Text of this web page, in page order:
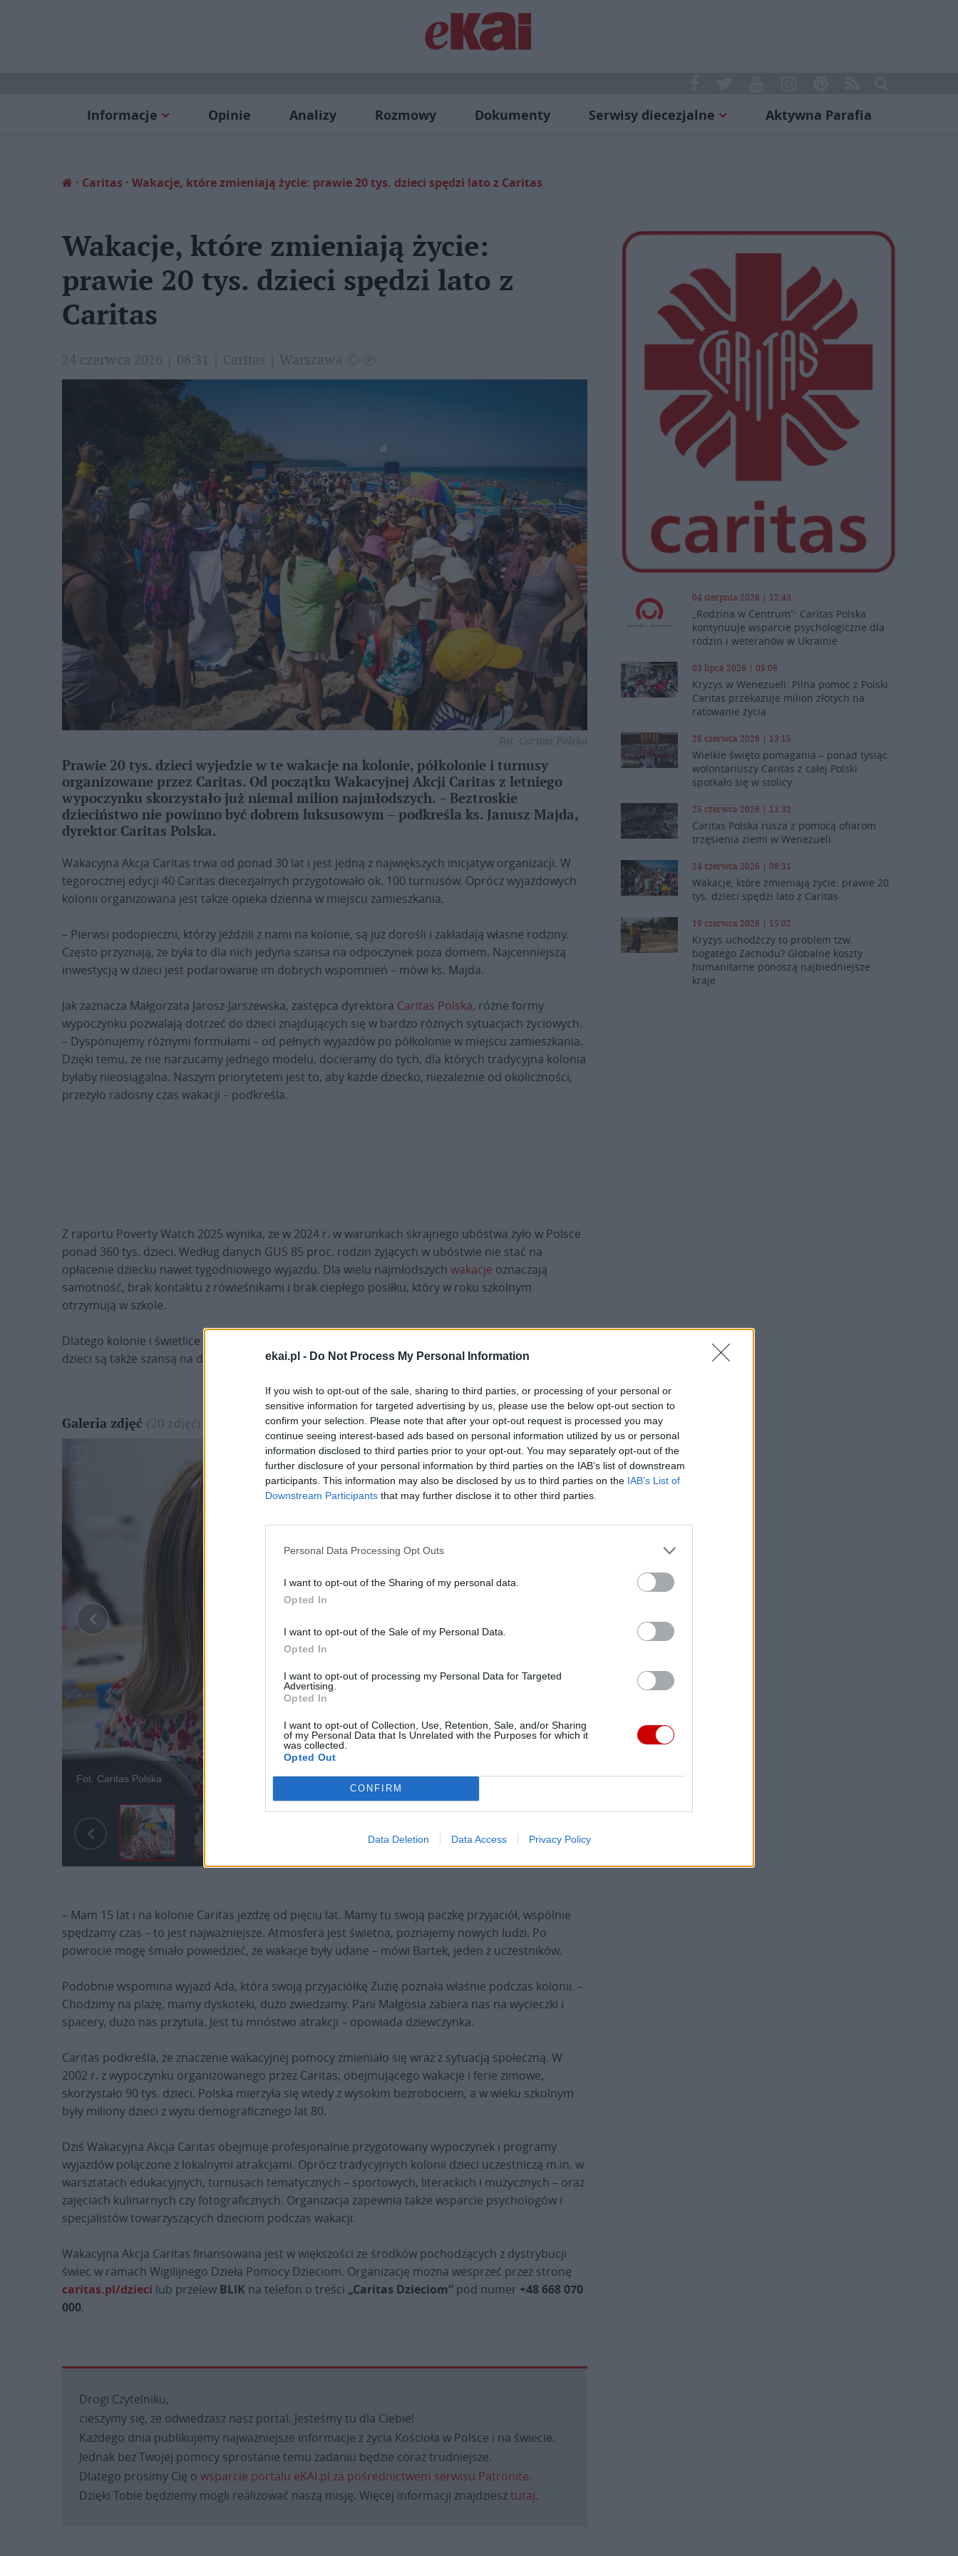
ekai.pl - Do Not Process My Personal Information
If you wish to opt-out of the sale, sharing to third parties, or processing of your personal or
sensitive information for targeted advertising by us, please use the below opt-out section to
confirm your selection. Please note that after your opt-out request is processed you may
continue seeing interest-based ads based on personal information utilized by us or personal
information disclosed to third parties prior to your opt-out. You may separately opt-out of the
further disclosure of your personal information by third parties on the IAB’s list of downstream
participants. This information may also be disclosed by us to third parties on the IAB’s List of
Downstream Participants that may further disclose it to other third parties.
Personal Data Processing Opt Outs
I want to opt-out of the Sharing of my personal data.
Opted In
I want to opt-out of the Sale of my Personal Data.
Opted In
I want to opt-out of processing my Personal Data for Targeted
Advertising.
Opted In
I want to opt-out of Collection, Use, Retention, Sale, and/or Sharing
of my Personal Data that Is Unrelated with the Purposes for which it
was collected.
Opted Out
CONFIRM
Data Deletion Data Access Privacy Policy
Informacje Opinie Analizy Rozmowy Dokumenty Serwisy diecezjalne Aktywna Parafia
Caritas Wakacje, które zmieniają życie: prawie 20 tys. dzieci spędzi lato z Caritas
Wakacje, które zmieniają życie:
prawie 20 tys. dzieci spędzi lato z
Caritas
24 czerwca 2026 | 08:31 | Caritas | Warszawa Ⓒ Ⓟ
Fot. Caritas Polska
Prawie 20 tys. dzieci wyjedzie w te wakacje na kolonie, półkolonie i turnusy
organizowane przez Caritas. Od początku Wakacyjnej Akcji Caritas z letniego
wypoczynku skorzystało już niemal milion najmłodszych. – Beztroskie
dzieciństwo nie powinno być dobrem luksusowym – podkreśla ks. Janusz Majda,
dyrektor Caritas Polska.
Wakacyjna Akcja Caritas trwa od ponad 30 lat i jest jedną z największych inicjatyw organizacji. W
tegorocznej edycji 40 Caritas diecezjalnych przygotowało ok. 100 turnusów. Oprócz wyjazdowych
kolonii organizowana jest także opieka dzienna w miejscu zamieszkania.
– Pierwsi podopieczni, którzy jeździli z nami na kolonie, są już dorośli i zakładają własne rodziny.
Często przyznają, że była to dla nich jedyna szansa na odpoczynek poza domem. Najcenniejszą
inwestycją w dzieci jest podarowanie im dobrych wspomnień – mówi ks. Majda.
Jak zaznacza Małgorzata Jarosz-Jarszewska, zastępca dyrektora Caritas Polska, różne formy
wypoczynku pozwalają dotrzeć do dzieci znajdujących się w bardzo różnych sytuacjach życiowych.
– Dysponujemy różnymi formułami – od pełnych wyjazdów po półkolonie w miejscu zamieszkania.
Dzięki temu, że nie narzucamy jednego modelu, docieramy do tych, dla których tradycyjna kolonia
byłaby nieosiągalna. Naszym priorytetem jest to, aby każde dziecko, niezależnie od okoliczności,
przeżyło radosny czas wakacji – podkreśla.
Z raportu Poverty Watch 2025 wynika, że w 2024 r. w warunkach skrajnego ubóstwa żyło w Polsce
ponad 360 tys. dzieci. Według danych GUS 85 proc. rodzin żyjących w ubóstwie nie stać na
opłacenie dziecku nawet tygodniowego wyjazdu. Dla wielu najmłodszych wakacje oznaczają
samotność, brak kontaktu z rówieśnikami i brak ciepłego posiłku, który w roku szkolnym
otrzymują w szkole.
Dlatego kolonie i świetlice Caritas pełnią nie tylko funkcję wypoczynkową i edukacyjną. Dla wielu
dzieci są także szansą na doświadczenie normalności, bezpieczeństwa i wspólnoty.
Galeria zdjęć (20 zdjęć)
Fot. Caritas Polska
– Mam 15 lat i na kolonie Caritas jeżdżę od pięciu lat. Mamy tu swoją paczkę przyjaciół, wspólnie
spędzamy czas – to jest najważniejsze. Atmosfera jest świetna, poznajemy nowych ludzi. Po
powrocie mogę śmiało powiedzieć, że wakacje były udane – mówi Bartek, jeden z uczestników.
Podobnie wspomina wyjazd Ada, która swoją przyjaciółkę Zuzię poznała właśnie podczas kolonii. –
Chodzimy na plażę, mamy dyskoteki, dużo zwiedzamy. Pani Małgosia zabiera nas na wycieczki i
spacery, dużo nas przytula. Jest tu mnóstwo atrakcji – opowiada dziewczynka.
Caritas podkreśla, że znaczenie wakacyjnej pomocy zmieniało się wraz z sytuacją społeczną. W
2002 r. z wypoczynku organizowanego przez Caritas, obejmującego wakacje i ferie zimowe,
skorzystało 90 tys. dzieci. Polska mierzyła się wtedy z wysokim bezrobociem, a w wieku szkolnym
były miliony dzieci z wyżu demograficznego lat 80.
Dziś Wakacyjna Akcja Caritas obejmuje profesjonalnie przygotowany wypoczynek i programy
wyjazdów połączone z lokalnymi atrakcjami. Oprócz tradycyjnych kolonii dzieci uczestniczą m.in. w
warsztatach edukacyjnych, turnusach tematycznych – sportowych, literackich i muzycznych – oraz
zajęciach kulinarnych czy fotograficznych. Organizacja zapewnia także wsparcie psychologów i
specjalistów towarzyszących dzieciom podczas wakacji.
Wakacyjna Akcja Caritas finansowana jest w większości ze środków pochodzących z dystrybucji
świec w ramach Wigilijnego Dzieła Pomocy Dzieciom. Organizację można wesprzeć przez stronę
caritas.pl/dzieci lub przelew BLIK na telefon o treści „Caritas Dzieciom” pod numer +48 668 070
000.
Drogi Czytelniku,
cieszymy się, że odwiedzasz nasz portal. Jesteśmy tu dla Ciebie!
Każdego dnia publikujemy najważniejsze informacje z życia Kościoła w Polsce i na świecie.
Jednak bez Twojej pomocy sprostanie temu zadaniu będzie coraz trudniejsze.
Dlatego prosimy Cię o wsparcie portalu eKAI.pl za pośrednictwem serwisu Patronite.
Dzięki Tobie będziemy mogli realizować naszą misję. Więcej informacji znajdziesztutaj.
04 sierpnia 2026 | 12:43
„Rodzina w Centrum”: Caritas Polska
kontynuuje wsparcie psychologiczne dla
rodzin i weteranów w Ukrainie
03 lipca 2026 | 09:08
Kryzys w Wenezueli: Pilna pomoc z Polski.
Caritas przekazuje milion złotych na
ratowanie życia
28 czerwca 2026 | 13:15
Wielkie święto pomagania – ponad tysiąc
wolontariuszy Caritas z całej Polski
spotkało się w stolicy
25 czerwca 2026 | 13:32
Caritas Polska rusza z pomocą ofiarom
trzęsienia ziemi w Wenezueli
24 czerwca 2026 | 08:31
Wakacje, które zmieniają życie: prawie 20
tys. dzieci spędzi lato z Caritas
19 czerwca 2026 | 15:02
Kryzys uchodźczy to problem tzw.
bogatego Zachodu? Globalne koszty
humanitarne ponoszą najbiedniejsze
kraje